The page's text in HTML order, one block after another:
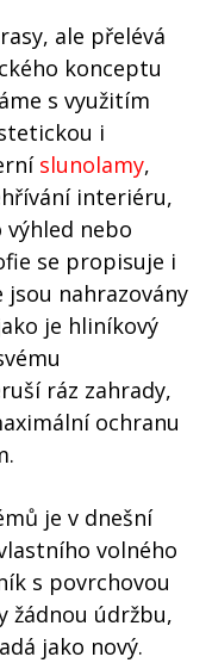
ale přelévá
konceptu
s využitím
i
slunolamy,
interiéru,
nebo
se propisuje i
jsou nahrazovány
je hliníkový
ráz zahrady,
ochranu
je v dnešní
volného
s povrchovou
žádnou údržbu,
jako nový.